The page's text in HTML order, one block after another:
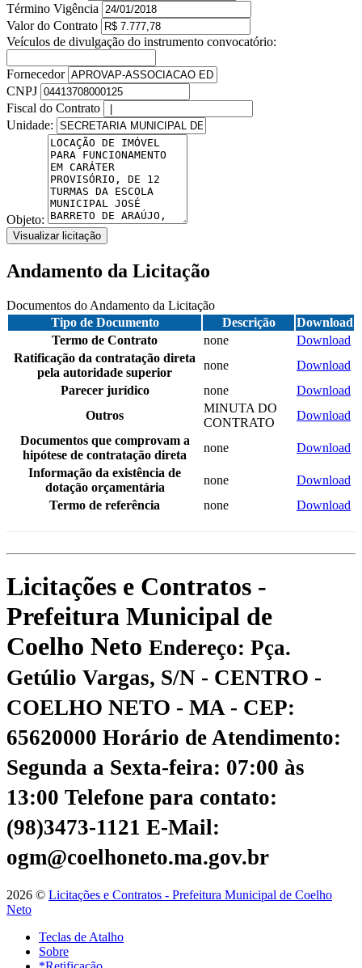
Término Vigência
Valor do Contrato
Veículos de divulgação do instrumento convocatório:
Fornecedor
CNPJ
Fiscal do Contrato
Unidade:
Objeto:
Visualizar licitação
Andamento da Licitação
Documentos do Andamento da Licitação
Tipo de Documento
Descrição
Download
Termo de Contrato
none
Download
Ratificação da contratação direta
pela autoridade superior
none
Download
Parecer jurídico
none
Download
Outros
MINUTA DO
CONTRATO
Download
Documentos que comprovam a
hipótese de contratação direta
none
Download
Informação da existência de
dotação orçamentária
none
Download
Termo de referência
none Download
Licitações e Contratos -
Prefeitura Municipal de
Coelho Neto Endereço: Pça.
Getúlio Vargas, S/N - CENTRO -
COELHO NETO - MA - CEP:
65620000 Horário de Atendimento:
Segunda a Sexta-feira: 07:00 às
13:00 Telefone para contato:
(98)3473-1121 E-Mail:
ogm@coelhoneto.ma.gov.br
2026 © Licitações e Contratos - Prefeitura Municipal de Coelho
Neto
Teclas de Atalho
Sobre